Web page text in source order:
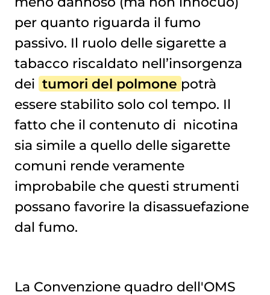
per quanto riguarda il fumo
passivo. Il ruolo delle sigarette a
tabacco riscaldato nell’insorgenza
dei tumori del polmone potrà
essere stabilito solo col tempo. Il
fatto che il contenuto di nicotina
sia simile a quello delle sigarette
comuni rende veramente
improbabile che questi strumenti
possano favorire la disassuefazione
dal fumo.
La Convenzione quadro dell'OMS